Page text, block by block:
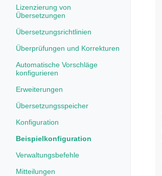
Lizenzierung von
Übersetzungen
Übersetzungsrichtlinien
Überprüfungen und Korrekturen
Automatische Vorschläge
konfigurieren
Erweiterungen
Übersetzungsspeicher
Konfiguration
Beispielkonfiguration
Verwaltungsbefehle
Mitteilungen